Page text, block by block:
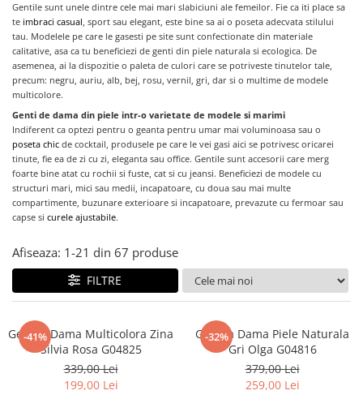
Prego
Gentile sunt unele dintre cele mai mari slabiciuni ale femeilor. Fie ca iti place sa
te imbraci casual, sport sau elegant, este bine sa ai o poseta adecvata stilului
tau. Modelele pe care le gasesti pe site sunt confectionate din materiale
calitative, asa ca tu beneficiezi de genti din piele naturala si ecologica. De
asemenea, ai la dispozitie o paleta de culori care se potriveste tinutelor tale,
precum: negru, auriu, alb, bej, rosu, vernil, gri, dar si o multime de modele
multicolore.
Genti de dama din piele intr-o varietate de modele si marimi
Indiferent ca optezi pentru o geanta pentru umar mai voluminoasa sau o
poseta chic de cocktail, produsele pe care le vei gasi aici se potrivesc oricarei
tinute, fie ea de zi cu zi, eleganta sau office. Gentile sunt accesorii care merg
foarte bine atat cu rochii si fuste, cat si cu jeansi. Beneficiezi de modele cu
structuri mari, mici sau medii, incapatoare, cu doua sau mai multe
compartimente, buzunare exterioare si incapatoare, prevazute cu fermoar sau
capse si curele ajustabile.
Afiseaza: 1-21 din 67 produse
FILTRE
-41%
Geanta Dama Multicolora Zina
Silvia Rosa G04825
339,00 Lei
199,00 Lei
-32%
Geanta Dama Piele Naturala
Gri Olga G04816
379,00 Lei
259,00 Lei